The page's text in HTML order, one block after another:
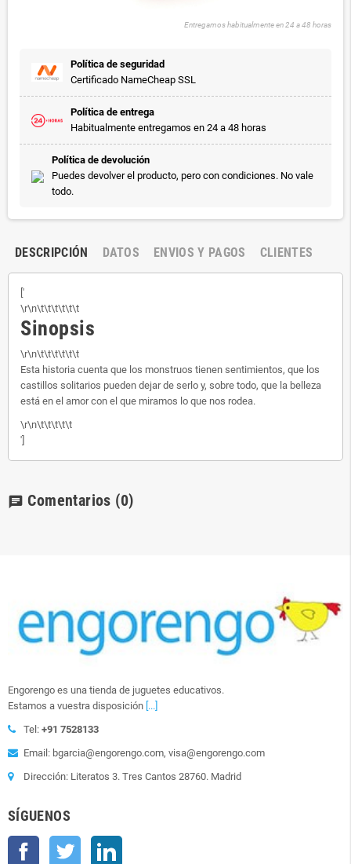
Entregamos habitualmente en 24 a 48 horas
Política de seguridad
Certificado NameCheap SSL
Política de entrega
Habitualmente entregamos en 24 a 48 horas
Política de devolución
Puedes devolver el producto, pero con condiciones. No vale
todo.
DESCRIPCIÓN DATOS ENVIOS Y PAGOS CLIENTES
['
\r\n\t\t\t\t\t\t
Sinopsis
\r\n\t\t\t\t\t\t
Esta historia cuenta que los monstruos tienen sentimientos, que los
castillos solitarios pueden dejar de serlo y, sobre todo, que la belleza
está en el amor con el que miramos lo que nos rodea.
\r\n\t\t\t\t\t
']
chat Comentarios (0)
Engorengo es una tienda de juguetes educativos.
Estamos a vuestra disposición [...]
Tel: +91 7528133
Email: bgarcia@engorengo.com, visa@engorengo.com
Dirección: Literatos 3. Tres Cantos 28760. Madrid
SÍGUENOS
Facebook Twitter